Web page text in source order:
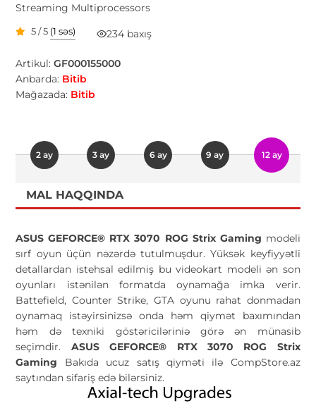
Streaming Multiprocessors
5 / 5 (1 səs) 234 baxış
Artikul:GF000155000
Anbarda: Bitib
Mağazada: Bitib
2 ay 3 ay 6 ay 9 ay 12 ay
MAL HAQQINDA
ASUS GEFORCE® RTX 3070 ROG Strix Gaming modeli
sırf oyun üçün nəzərdə tutulmuşdur. Yüksək keyfiyyətli
detallardan istehsal edilmiş bu videokart modeli ən son
oyunları istənilən formatda oynamağa imka verir.
Battefield, Counter Strike, GTA oyunu rahat donmadan
oynamaq istəyirsinizsə onda həm qiymət baxımından
həm də texniki göstəriciləriniə görə ən münasib
seçimdir. ASUS GEFORCE® RTX 3070 ROG Strix
Gaming Bakıda ucuz satış qiyməti ilə CompStore.az
saytından sifariş edə bilərsiniz.